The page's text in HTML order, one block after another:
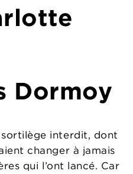
Dormoy
interdit, dont
changer à jamais
qui l’ont lancé. Car